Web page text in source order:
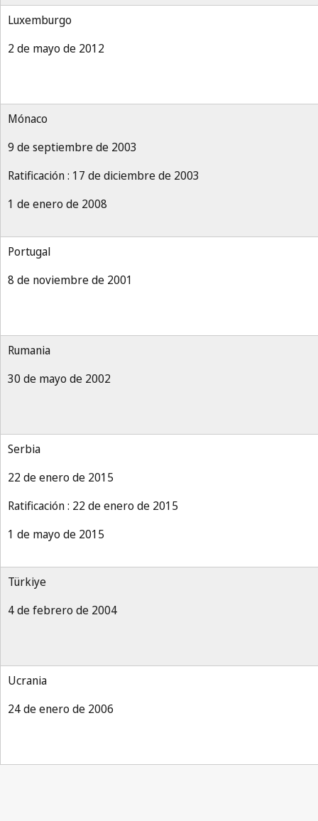
Luxemburgo
2 de mayo de 2012
Mónaco
9 de septiembre de 2003
Ratificación : 17 de diciembre de 2003
1 de enero de 2008
Portugal
8 de noviembre de 2001
Rumania
30 de mayo de 2002
Serbia
22 de enero de 2015
Ratificación : 22 de enero de 2015
1 de mayo de 2015
Türkiye
4 de febrero de 2004
Ucrania
24 de enero de 2006